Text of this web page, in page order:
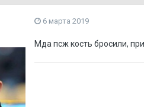
6 марта 2019
Мда псж кость бросили,